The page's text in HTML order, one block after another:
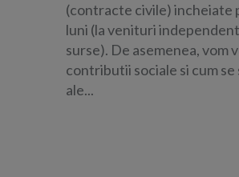
(contracte civile) incheiate
luni (la venituri
surse). De asemenea, vom
contributii sociale si cum
ale...